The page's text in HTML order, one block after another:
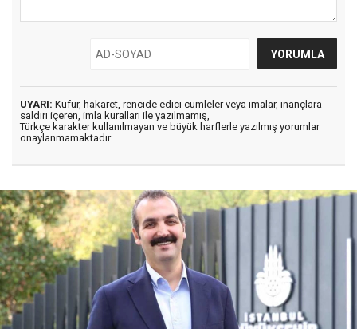
UYARI: Küfür, hakaret, rencide edici cümleler veya imalar, inançlara
saldırı içeren, imla kuralları ile yazılmamış,
Türkçe karakter kullanılmayan ve büyük harflerle yazılmış yorumlar
onaylanmamaktadır.